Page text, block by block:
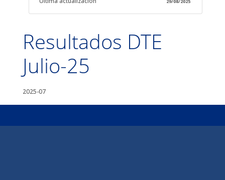
Resultados DTE
Julio-25
2025-07